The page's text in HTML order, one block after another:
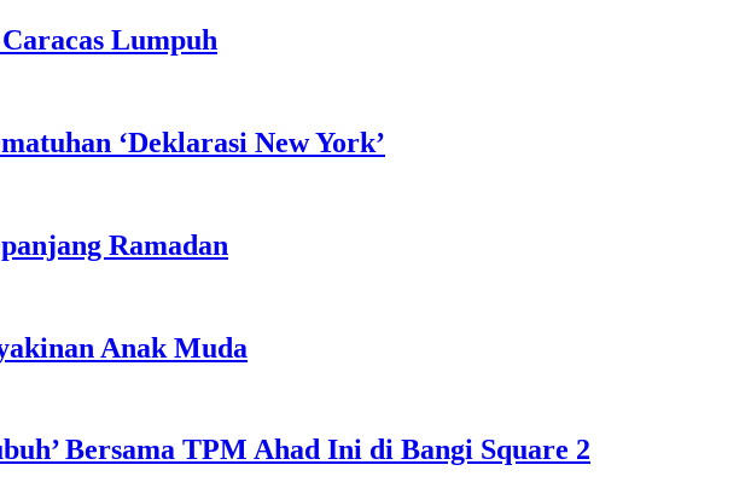
Lumpuh
‘Deklarasi New York’
Ramadan
Anak Muda
Bersama TPM Ahad Ini di Bangi Square 2